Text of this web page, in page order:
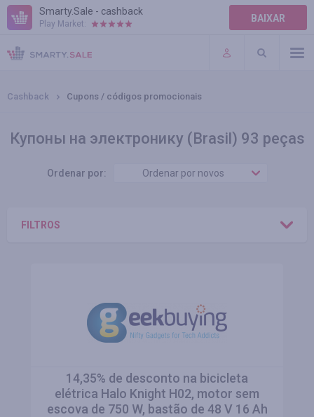
Smarty.Sale - cashback
Play Market: BAIXAR
AJUDA
TERMOS DE USO
Cashback Cupons / códigos promocionais
Купоны на электронику (Brasil) 93 peças
Ordenar por: Ordenar por novos
FILTROS
14,35% de desconto na bicicleta
elétrica Halo Knight H02, motor sem
escova de 750 W, bastão de 48 V 16 Ah